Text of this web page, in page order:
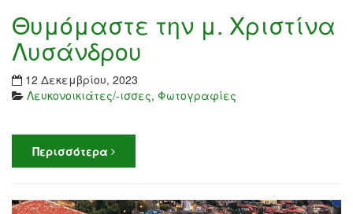
Θυμόμαστε την μ. Χριστίνα
Λυσάνδρου
12 Δεκεμβρίου, 2023
Λευκονοικιάτες/-ισσες, Φωτογραφίες
Περισσότερα